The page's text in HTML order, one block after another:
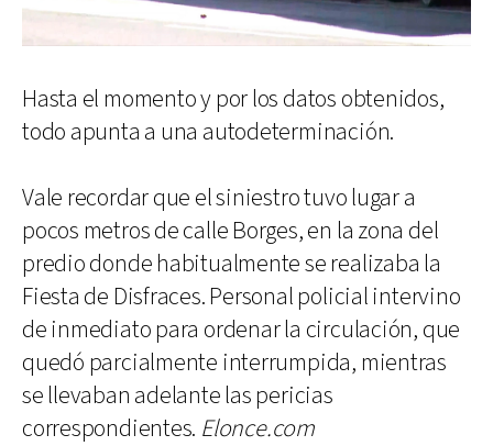
Hasta el momento y por los datos obtenidos,
todo apunta a una autodeterminación.
Vale recordar que el siniestro tuvo lugar a
pocos metros de calle Borges, en la zona del
predio donde habitualmente se realizaba la
Fiesta de Disfraces. Personal policial intervino
de inmediato para ordenar la circulación, que
quedó parcialmente interrumpida, mientras
se llevaban adelante las pericias
correspondientes. Elonce.com